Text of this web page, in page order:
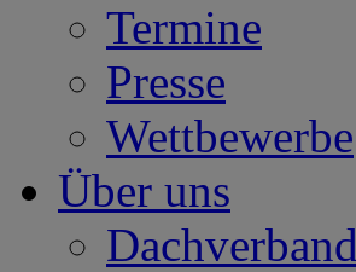
Termine
Presse
Wettbewerbe
Über uns
Dachverband